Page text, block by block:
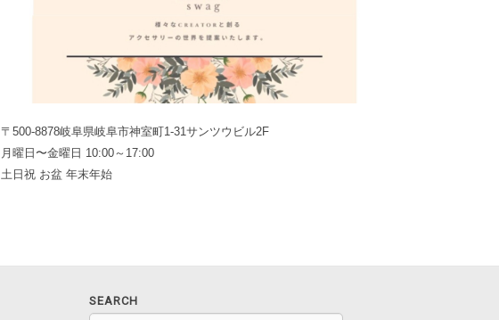
〒500-8878岐阜県岐阜市神室町1-31サンツウビル2F
月曜日〜金曜日 10:00～17:00
土日祝 お盆 年末年始
SEARCH